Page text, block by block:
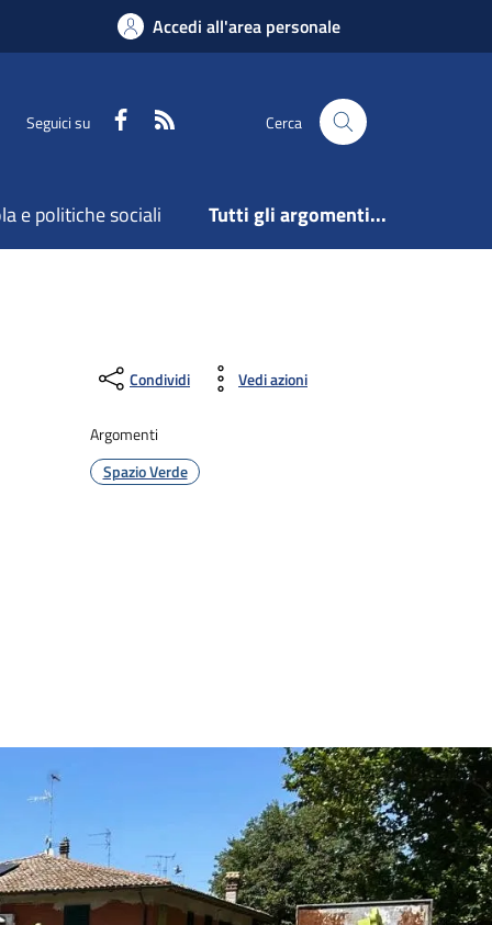
Accedi all'area personale
Seguici su Facebook Cerca
e politiche sociali Tutti gli argomenti...
Condividi Vedi azioni
Argomenti
Spazio Verde